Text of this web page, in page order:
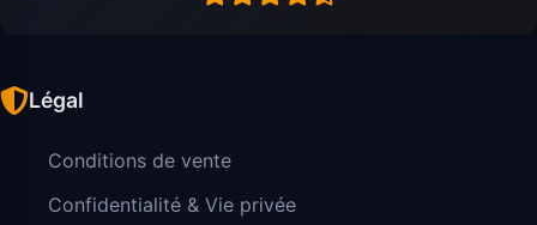
Légal
Conditions de vente
Confidentialité & Vie privée